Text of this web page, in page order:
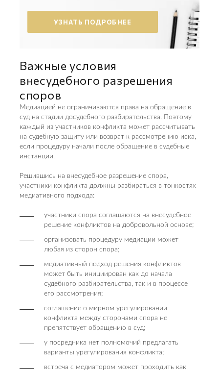
УЗНАТЬ ПОДРОБНЕЕ
Важные условия
внесудебного разрешения
споров
Медиацией не ограничиваются права на обращение в
суд на стадии досудебного разбирательства. Поэтому
каждый из участников конфликта может рассчитывать
на судебную защиту или возврат к рассмотрению иска,
если процедуру начали после обращение в судебные
инстанции.
Решившись на внесудебное разрешение спора,
участники конфликта должны разбираться в тонкостях
медиативного подхода:
участники спора соглашаются на внесудебное
решение конфликтов на добровольной основе;
организовать процедуру медиации может
любая из сторон спора;
медиативный подход решения конфликтов
может быть инициирован как до начала
судебного разбирательства, так и в процессе
его рассмотрения;
соглашение о мирном урегулировании
конфликта между сторонами спора не
препятствует обращению в суд;
у посредника нет полномочий предлагать
варианты урегулирования конфликта;
встреча с медиатором может проходить как